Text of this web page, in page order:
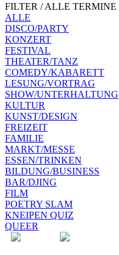
FILTER / ALLE TERMINE
ALLE
DISCO/PARTY
KONZERT
FESTIVAL
THEATER/TANZ
COMEDY/KABARETT
LESUNG/VORTRAG
SHOW/UNTERHALTUNG
KULTUR
KUNST/DESIGN
FREIZEIT
FAMILIE
MARKT/MESSE
ESSEN/TRINKEN
BILDUNG/BUSINESS
BAR/DJING
FILM
POETRY SLAM
KNEIPEN QUIZ
QUEER